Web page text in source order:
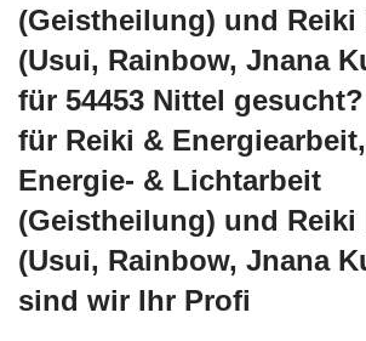
(Geistheilung) und Reiki
(Usui, Rainbow, Jnana
für 54453 Nittel
für Reiki &
Energie- & Lichtarbeit
(Geistheilung) und Reiki
(Usui, Rainbow, Jnana
sind wir Ihr Profi